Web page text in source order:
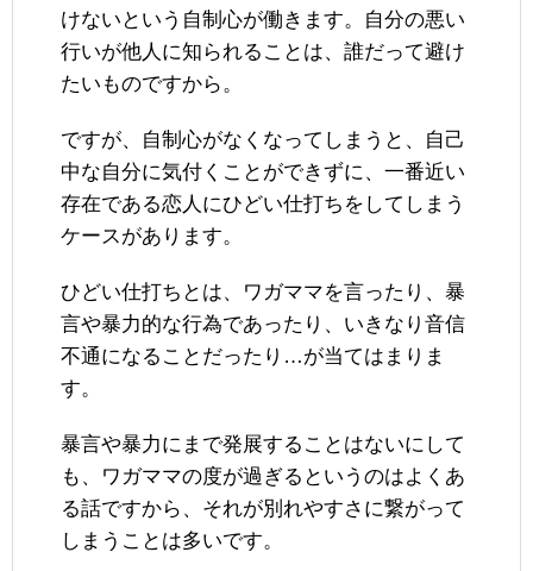
けないという自制心が働きます。自分の悪い
行いが他人に知られることは、誰だって避け
たいものですから。
ですが、自制心がなくなってしまうと、自己
中な自分に気付くことができずに、一番近い
存在である恋人にひどい仕打ちをしてしまう
ケースがあります。
ひどい仕打ちとは、ワガママを言ったり、暴
言や暴力的な行為であったり、いきなり音信
不通になることだったり…が当てはまりま
す。
暴言や暴力にまで発展することはないにして
も、ワガママの度が過ぎるというのはよくあ
る話ですから、それが別れやすさに繋がって
しまうことは多いです。